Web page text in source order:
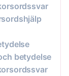
betydelse